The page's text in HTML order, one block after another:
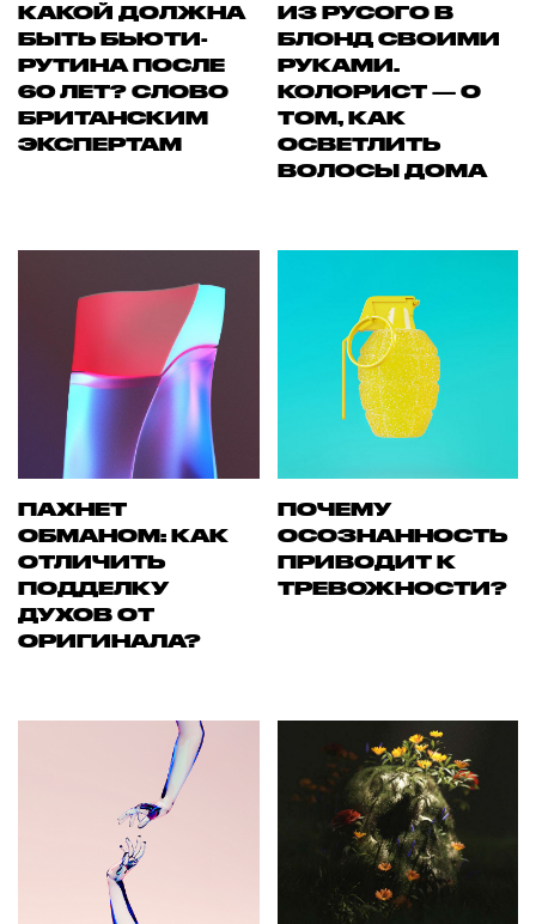
КАКОЙ ДОЛЖНА
БЫТЬ БЬЮТИ-
РУТИНА ПОСЛЕ
60 ЛЕТ? СЛОВО
БРИТАНСКИМ
ЭКСПЕРТАМ
ИЗ РУСОГО В
БЛОНД СВОИМИ
РУКАМИ.
КОЛОРИСТ — О
ТОМ, КАК
ОСВЕТЛИТЬ
ВОЛОСЫ ДОМА
ПАХНЕТ
ОБМАНОМ: КАК
ОТЛИЧИТЬ
ПОДДЕЛКУ
ДУХОВ ОТ
ОРИГИНАЛА?
ПОЧЕМУ
ОСОЗНАННОСТЬ
ПРИВОДИТ К
ТРЕВОЖНОСТИ?